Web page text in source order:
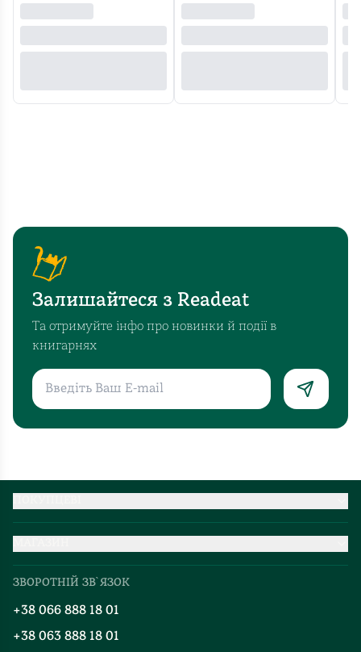
Залишайтеся з Readeat
Та отримуйте інфо про новинки й події в
книгарнях
Про нас
Добірки
Блог
Події
Партнерство
ЗВОРОТНІЙ ЗВ`ЯЗОК
+38 066 888 18 01
+38 063 888 18 01